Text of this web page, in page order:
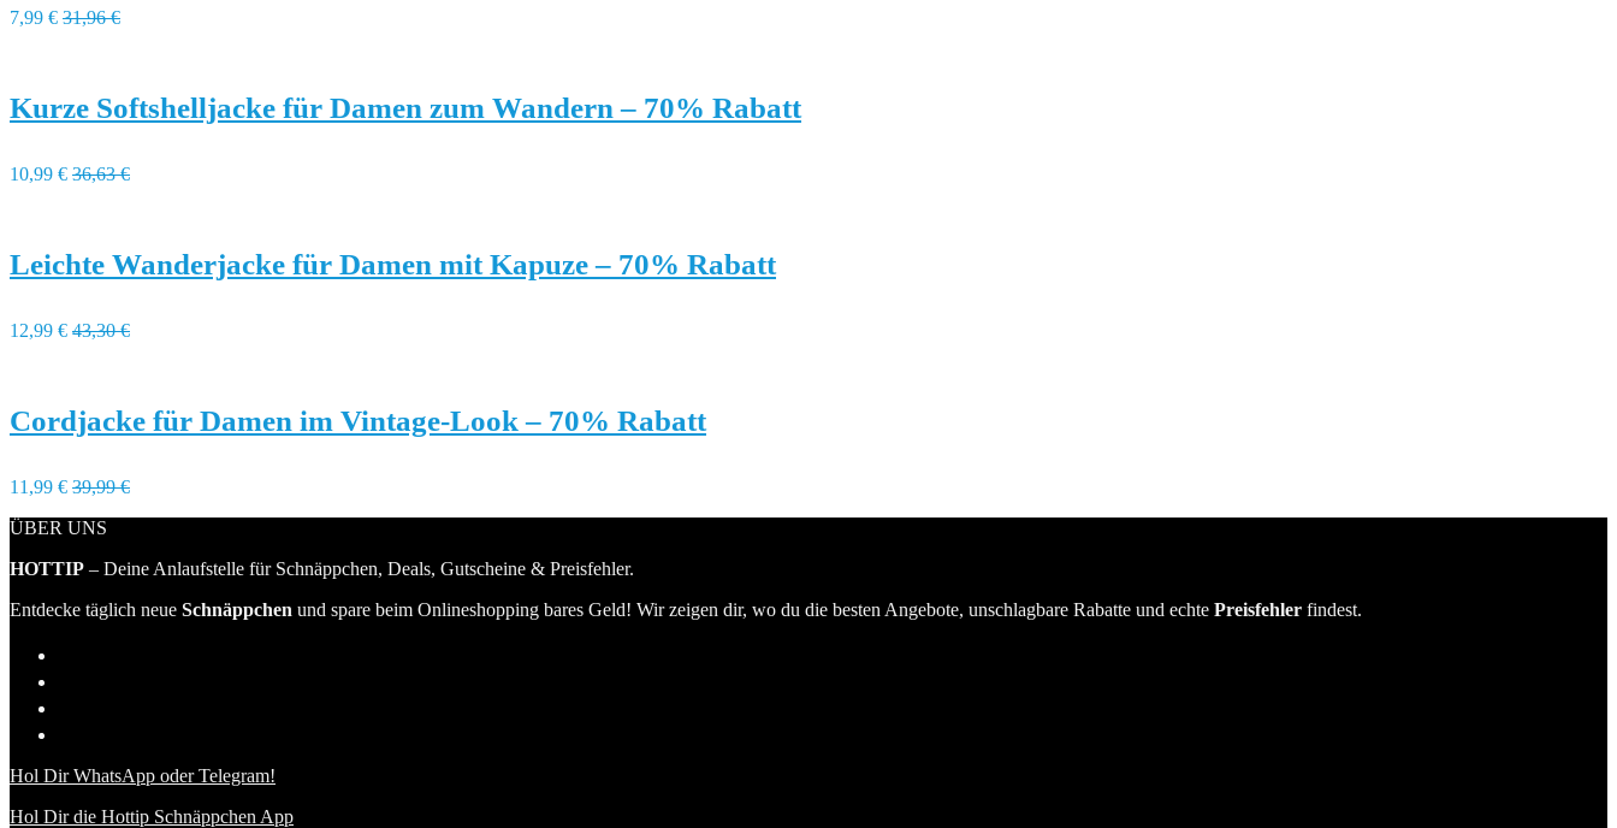
7,99 € 31,96 €
Kurze Softshelljacke für Damen zum Wandern – 70% Rabatt
10,99 € 36,63 €
Leichte Wanderjacke für Damen mit Kapuze – 70% Rabatt
12,99 € 43,30 €
Cordjacke für Damen im Vintage-Look – 70% Rabatt
11,99 € 39,99 €
ÜBER UNS
HOTTIP – Deine Anlaufstelle für Schnäppchen, Deals, Gutscheine & Preisfehler.
Entdecke täglich neue Schnäppchen und spare beim Onlineshopping bares Geld! Wir zeigen dir, wo du die besten Angebote, unschlagbare Rabatte und echte Preisfehler findest.
Hol Dir WhatsApp oder Telegram!
Hol Dir die Hottip Schnäppchen App